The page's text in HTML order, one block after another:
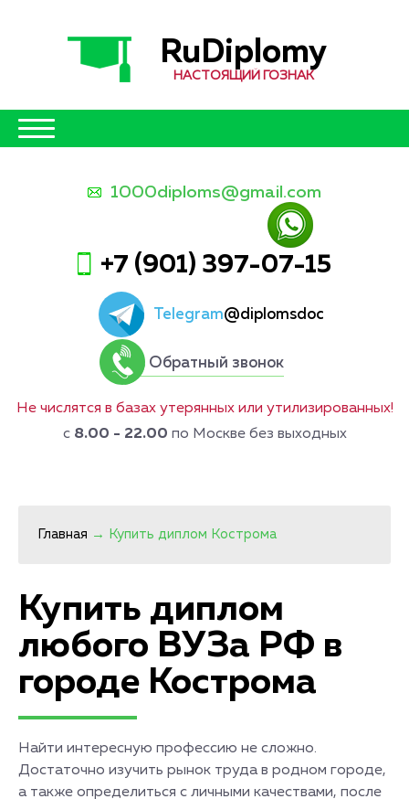
RuDiplomy
НАСТОЯЩИЙ ГОЗНАК
1000diploms@gmail.com
+7 (901) 397-07-15
Telegram@diplomsdoc
Обратный звонок
Не числятся в базах утерянных или утилизированных!
с 8.00 - 22.00 по Москве без выходных
Главная → Купить диплом Кострома
Купить диплом
любого ВУЗа РФ в
городе Кострома
Найти интересную профессию не сложно.
Достаточно изучить рынок труда в родном городе,
а также определиться с личными качествами, после